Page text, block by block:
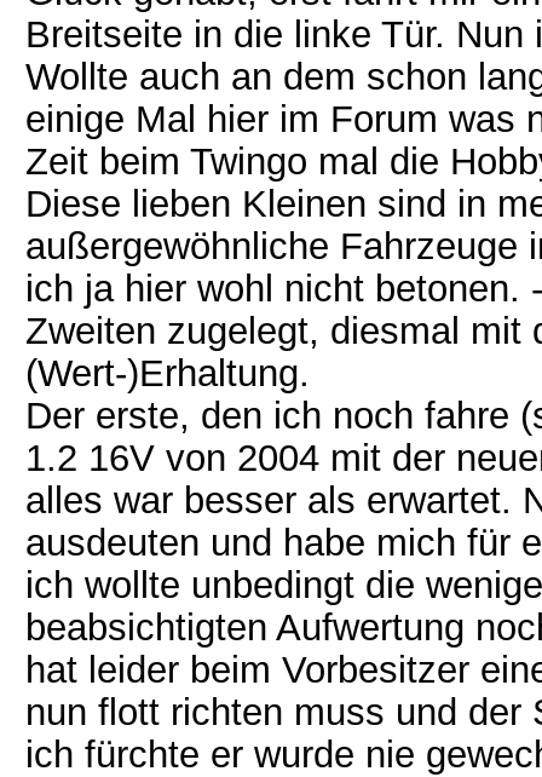
Breitseite in die linke Tür.
Wollte auch an dem schon
einige Mal hier im Forum was
Zeit beim Twingo mal die
Diese lieben Kleinen sind in
außergewöhnliche Fahrzeuge
ich ja hier wohl nicht betonen.
Zweiten zugelegt, diesmal mit
(Wert-)Erhaltung.
Der erste, den ich noch fahre
1.2 16V von 2004 mit der
alles war besser als erwartet.
ausdeuten und habe mich für
ich wollte unbedingt die
beabsichtigten Aufwertung
hat leider beim Vorbesitzer
nun flott richten muss und
ich fürchte er wurde nie